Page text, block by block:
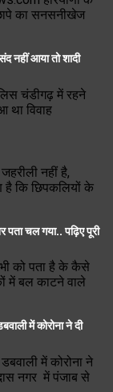
का सनसनीखेज
नहीं आया तो शादी
चंडीगढ़ में रहने
विवाह
नहीं है,
है कि छिपकलियों के
चल गया.. पढ़िए पूरी
को पता है के कैसे
में बल काटने वाले
में कोरोना ने दी
में कोरोना ने
नगर में पंजाब से